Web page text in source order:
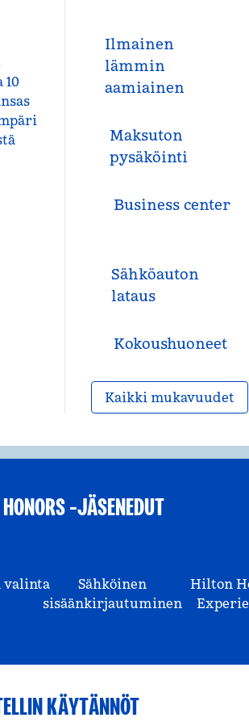
Ilmainen
lämmin
aamiainen
Maksuton
pysäköinti
Business center
Sähköauton
lataus
Kokous­huoneet
Kaikki mukavuudet
-JÄSENEDUT
valinta
Sähköinen
sisäänkirjautuminen
Hilton
KÄYTÄNNÖT